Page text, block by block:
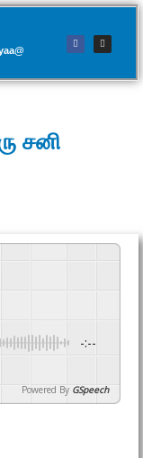
சனி
-:--
Powered By GSpeech